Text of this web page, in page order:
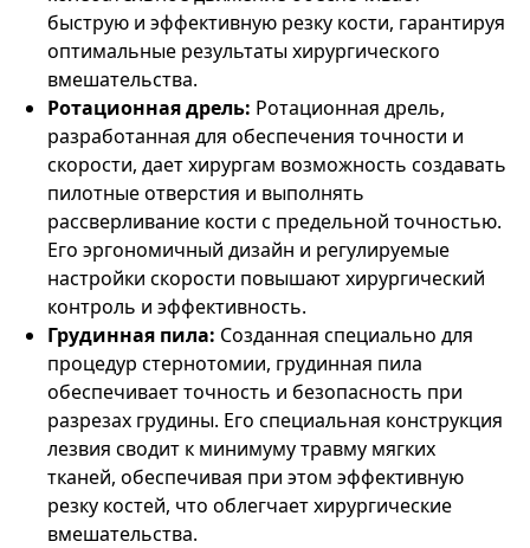
быструю и эффективную резку кости, гарантируя
оптимальные результаты хирургического
вмешательства.
Ротационная дрель: Ротационная дрель,
разработанная для обеспечения точности и
скорости, дает хирургам возможность создавать
пилотные отверстия и выполнять
рассверливание кости с предельной точностью.
Его эргономичный дизайн и регулируемые
настройки скорости повышают хирургический
контроль и эффективность.
Грудинная пила: Созданная специально для
процедур стернотомии, грудинная пила
обеспечивает точность и безопасность при
разрезах грудины. Его специальная конструкция
лезвия сводит к минимуму травму мягких
тканей, обеспечивая при этом эффективную
резку костей, что облегчает хирургические
вмешательства.